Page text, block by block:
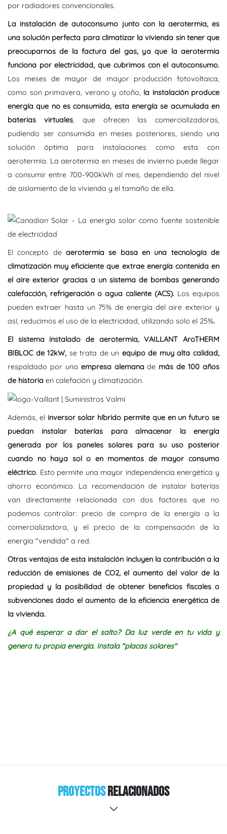
por radiadores convencionales.
La instalación de autoconsumo junto con la aerotermia, es
una solución perfecta para climatizar la vivienda sin tener que
preocuparnos de la factura del gas, ya que la aerotermia
funciona por electricidad, que cubrimos con el autoconsumo.
Los meses de mayor de mayor producción fotovoltaica,
como son primavera, verano y otoño, la instalación produce
energía que no es consumida, esta energía se acumulada en
baterias virtuales, que ofrecen las comercializadoras,
pudiendo ser consumida en meses posteriores, siendo una
solución óptima para instalaciones como esta con
aerotermia. La aerotermia en meses de invierno puede llegar
a consumir entre 700-900kWh al mes, dependiendo del nivel
de aislamiento de la vivienda y el tamaño de ella.
El concepto de aerotermia se basa en una tecnología de
climatización muy eficiciente que extrae energía contenida en
el aire exterior gracias a un sistema de bombas generando
calefacción, refrigeración o agua caliente (ACS). Los equipos
pueden extraer hasta un 75% de energía del aire exterior y
así, reducimos el uso de la electricidad, utilizando solo el 25%.
El sistema instalado de aerotermia, VAILLANT AroTHERM
BIBLOC de 12kW, se trata de un equipo de muy alta calidad,
respaldado por una empresa alemanade más de 100 años
de historia en calefación y climatización.
Además, el inversor solar híbrido permite que en un futuro se
puedan instalar baterías para almacenar la energía
generada por los paneles solares para su uso posterior
cuando no haya sol o en momentos de mayor consumo
eléctrico. Esto permite una mayor independencia energética y
ahorro económico. La recomendación de instalar baterías
van directamente relacionada con dos factores que no
podemos controlar: precio de compra de la energía a la
comercializadora, y el precio de la compensación de la
energía "vendida" a red.
Otras ventajas de esta instalación incluyen la contribución a la
reducción de emisiones de CO2, el aumento del valor de la
propiedad y la posibilidad de obtener beneficios fiscales o
subvenciones dado el aumento de la eficiencia energética de
la vivienda.
¿A qué esperar a dar el salto? Da luz verde en tu vida y
genera tu propia energía. Instala "placas solares"
ProyectosRelacionados